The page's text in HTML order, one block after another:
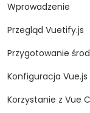
Wprowadzenie
Przegląd Vuetify.js
Przygotowanie
Konfiguracja
Korzystanie z Vue